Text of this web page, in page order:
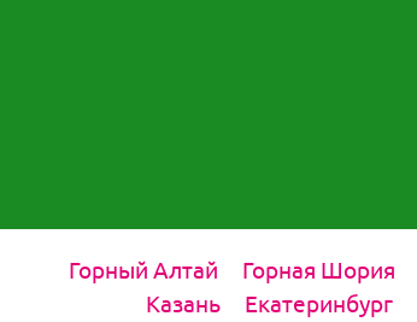
Горный Алтай Горная Шория
Казань
Екатеринбург